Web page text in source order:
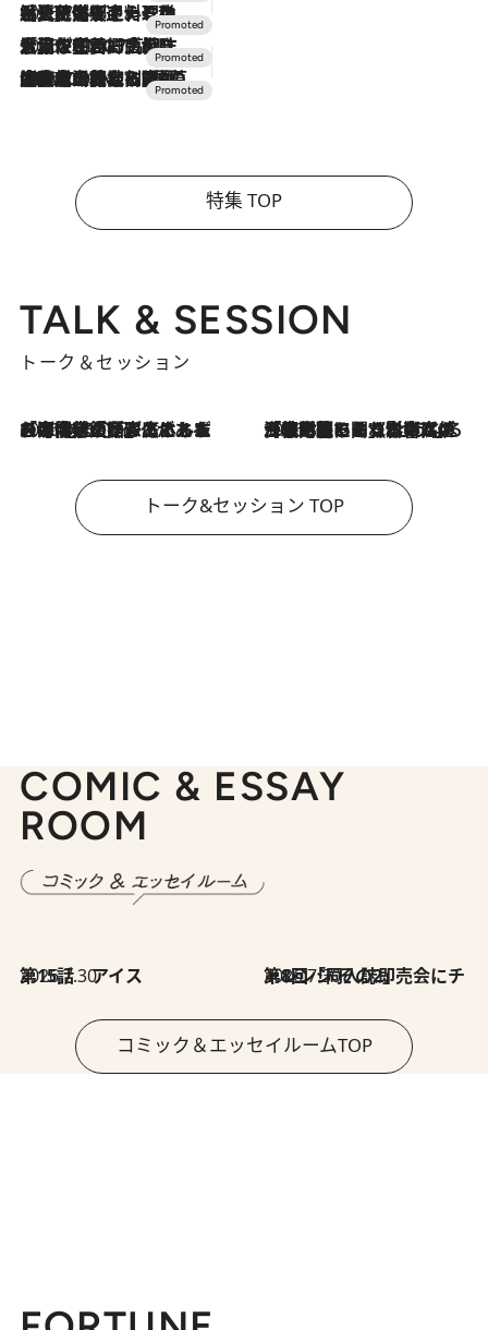
2026.7.24
【夏限定ディナーコース】旬を迎える稚鮎や花ズッキーニなどをイタリア・トスカーナの郷土料理の手法で満喫！
2026.7.17
「土佐和ハーブかき氷」がOMO7高知に登場！生姜、山椒、大葉など目にも舌にも涼を呼ぶ郷土の味
2026.7.10
NEW OPEN！【界 草津】名湯の地に誕生。趣の異なる2種の温泉と上州ならではの会席・蕎麦割烹など美食を味わう究極の癒やし旅
特集 TOP
TALK & SESSION
トーク＆セッション
2026.8.3
「今後値上げがあるとすれば…」「リスクがあるのは今年の冬」エネルギー専門家が語る、ホルムズ海峡封鎖が家庭にもたらす“ある心配” 2026.8.3
「住宅建てられない…」「サーチャージ料の高値が続いている」ホルムズ海峡封鎖による影響はいつまで続く？《エネルギー専門家に聞く“どうなる日本の暮らし”》
トーク&セッション TOP
COMIC & ESSAY
ROOM
2026.7.30
第15話 アイス 2026.7.30
第8回「同人誌即売会にチャレンジ その2」
コミック＆エッセイルームTOP